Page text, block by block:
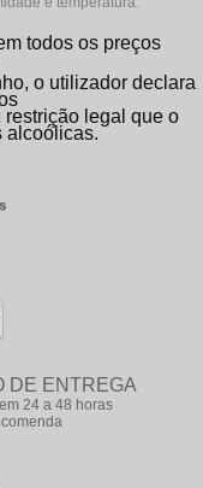
todos os preços
o utilizador declara
legal que o
alcoólicas.
DE ENTREGA
24 a 48 horas